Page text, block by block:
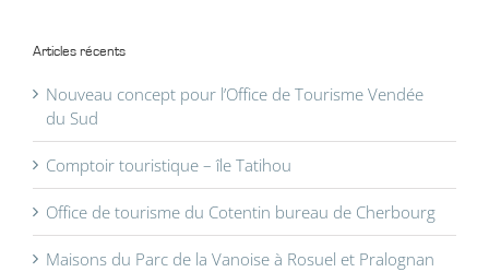
Articles récents
Nouveau concept pour l’Office de Tourisme Vendée
du Sud
Comptoir touristique – île Tatihou
Office de tourisme du Cotentin bureau de Cherbourg
Maisons du Parc de la Vanoise à Rosuel et Pralognan